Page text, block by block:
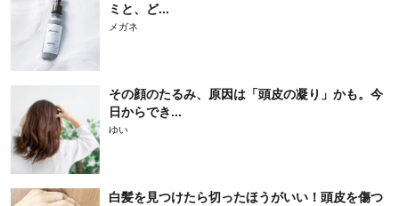
ミと、ど...
メガネ
その顔のたるみ、原因は「頭皮の凝り」かも。今
日からでき...
ゆい
白髪を見つけたら切ったほうがいい！頭皮を傷つ